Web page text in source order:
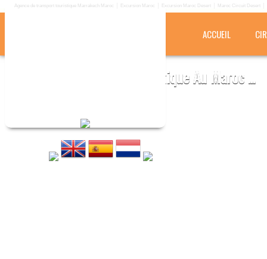
Agence de transport touristique Marrakech Maroc Excursion Maroc Excursion Maroc Desert Maroc Circuit Desert
ACCUEIL
Agence de transport touristique Au Maroc ...